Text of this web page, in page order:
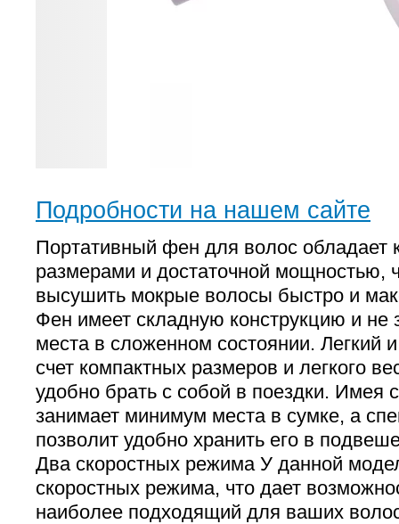
Подробности на нашем сайте
Портативный фен для волос обладает
размерами и достаточной мощностью,
высушить мокрые волосы быстро и
Фен имеет складную конструкцию и не
места в сложенном состоянии. Легкий
счет компактных размеров и легкого
удобно брать с собой в поездки. Имея
занимает минимум места в сумке, а
позволит удобно хранить его в
Два скоростных режима У данной
скоростных режима, что дает
наиболее подходящий для ваших